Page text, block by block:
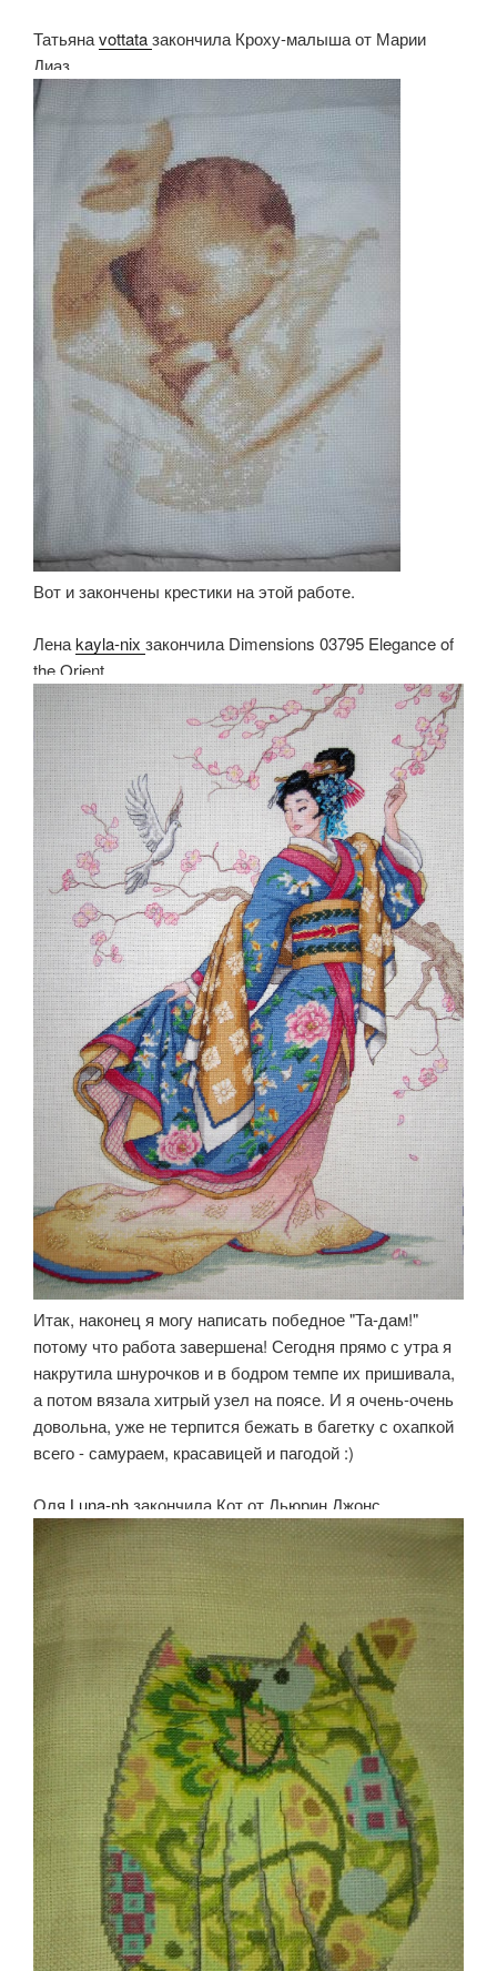
Татьянаvottataзакончила Кроху-малыша от Марии
Диаз
Вот и закончены крестики на этой работе.
Ленаkayla-nix закончила Dimensions 03795 Elegance of
the Orient
Итак, наконец я могу написать победное "Та-дам!"
потому что работа завершена! Сегодня прямо с утра я
накрутила шнурочков и в бодром темпе их пришивала,
а потом вязала хитрый узел на поясе. И я очень-очень
довольна, уже не терпится бежать в багетку с охапкой
всего - самураем, красавицей и пагодой :)
Оля Luna-nhзакончила Кот от Дьюрин Джонс